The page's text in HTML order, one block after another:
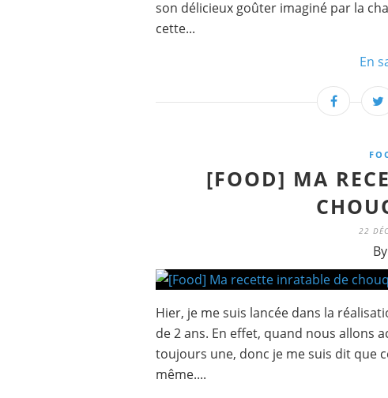
son délicieux goûter imaginé par la
cette...
En
[FOOD] MA
22
Hier, je me suis lancée dans la
de 2 ans. En effet, quand nous allons
toujours une, donc je me suis dit que
même....